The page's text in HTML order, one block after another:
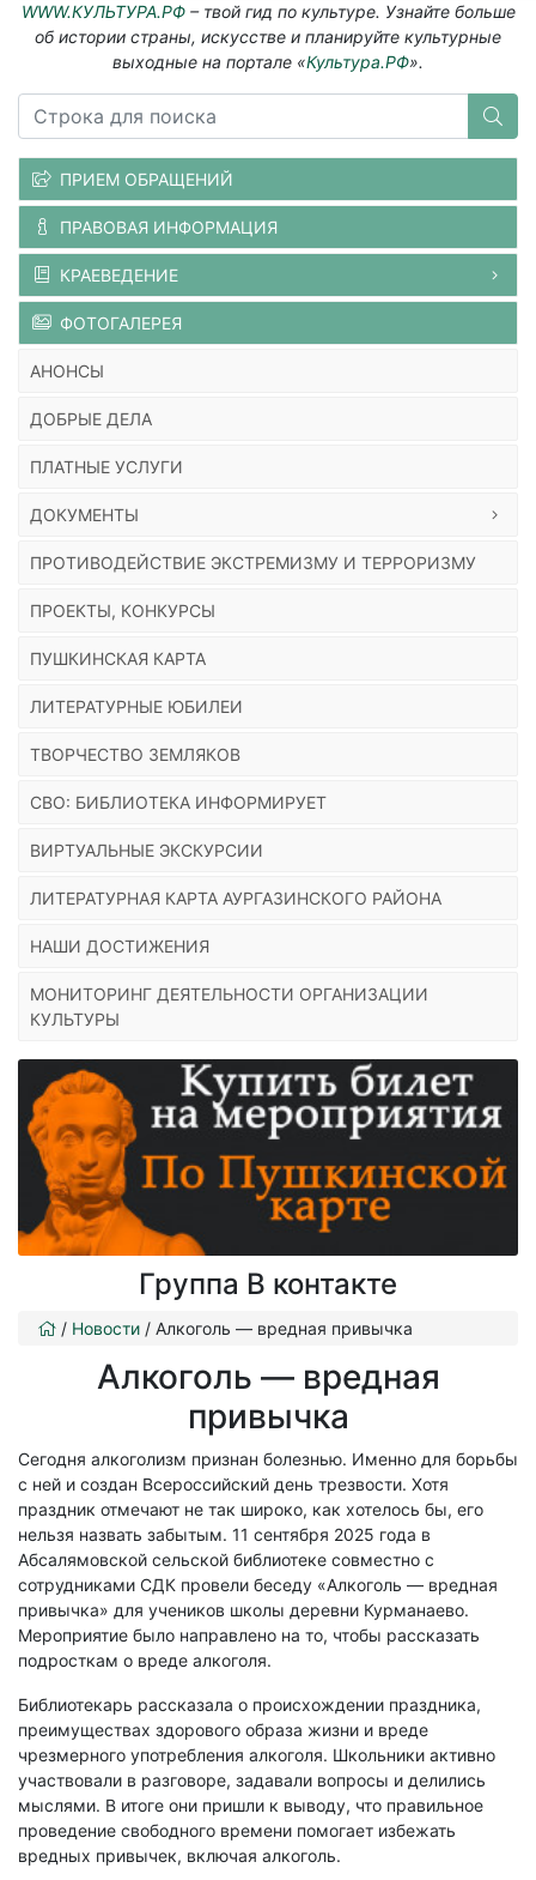
WWW.КУЛЬТУРА.РФ– твой гид по культуре. Узнайте больше
об истории страны, искусстве и планируйте культурные
выходные на портале «Культура.РФ».
ПРИЕМ ОБРАЩЕНИЙ
ПРАВОВАЯ ИНФОРМАЦИЯ
КРАЕВЕДЕНИЕ
ФОТОГАЛЕРЕЯ
АНОНСЫ
ДОБРЫЕ ДЕЛА
ПЛАТНЫЕ УСЛУГИ
ДОКУМЕНТЫ
ПРОТИВОДЕЙСТВИЕ ЭКСТРЕМИЗМУ И ТЕРРОРИЗМУ
ПРОЕКТЫ, КОНКУРСЫ
ПУШКИНСКАЯ КАРТА
ЛИТЕРАТУРНЫЕ ЮБИЛЕИ
ТВОРЧЕСТВО ЗЕМЛЯКОВ
СВО: БИБЛИОТЕКА ИНФОРМИРУЕТ
ВИРТУАЛЬНЫЕ ЭКСКУРСИИ
ЛИТЕРАТУРНАЯ КАРТА АУРГАЗИНСКОГО РАЙОНА
НАШИ ДОСТИЖЕНИЯ
МОНИТОРИНГ ДЕЯТЕЛЬНОСТИ ОРГАНИЗАЦИИ
КУЛЬТУРЫ
Группа В контакте
/ Новости / Алкоголь — вредная привычка
Алкоголь — вредная
привычка
Сегодня алкоголизм признан болезнью. Именно для борьбы
с ней и создан Всероссийский день трезвости. Хотя
праздник отмечают не так широко, как хотелось бы, его
нельзя назвать забытым. 11 сентября 2025 года в
Абсалямовской сельской библиотеке совместно с
сотрудниками СДК провели беседу «Алкоголь — вредная
привычка» для учеников школы деревни Курманаево.
Мероприятие было направлено на то, чтобы рассказать
подросткам о вреде алкоголя.
Библиотекарь рассказала о происхождении праздника,
преимуществах здорового образа жизни и вреде
чрезмерного употребления алкоголя. Школьники активно
участвовали в разговоре, задавали вопросы и делились
мыслями. В итоге они пришли к выводу, что правильное
проведение свободного времени помогает избежать
вредных привычек, включая алкоголь.